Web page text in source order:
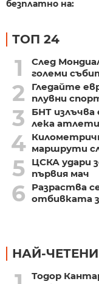
безплатно на:
ТОП 24
1
След
големи
2
Гледайте
плувни
3
БНТ
лека
4 маршрути
5
ЦСКА удари
първия мач
6
Разраства
отбивката
НАЙ-ЧЕТЕНИ
Тодор